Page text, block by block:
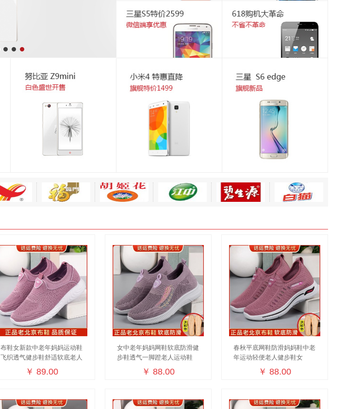
布鞋女新款中老年妈妈运动鞋
飞织透气健步鞋舒适软底老人
￥ 89.00
女中老年妈妈网鞋软底防滑健
步鞋透气一脚蹬老人运动鞋
￥ 88.00
春秋平底网鞋防滑妈妈鞋中老
年运动轻便老人健步鞋女
￥ 88.00